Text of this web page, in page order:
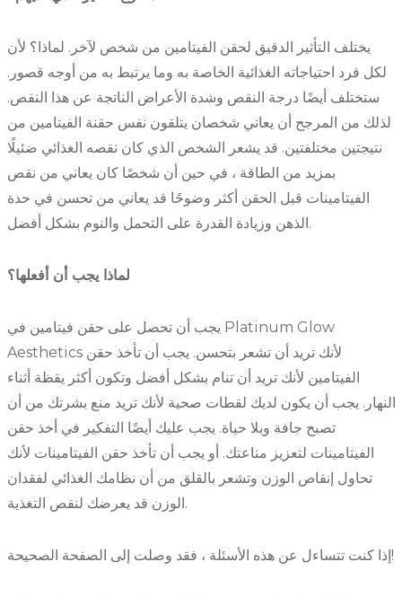
يختلف التأثير الدقيق لحقن الفيتامين من شخص لآخر. لماذا؟ لأن
لكل فرد احتياجاته الغذائية الخاصة به وما يرتبط به من أوجه قصور.
ستختلف أيضًا درجة النقص وشدة الأعراض الناتجة عن هذا النقص.
لذلك من المرجح أن يعاني شخصان يتلقون نفس حقنة الفيتامين من
نتيجتين مختلفتين. قد يشعر الشخص الذي كان نقصه الغذائي ضئيلًا
بمزيد من الطاقة ، في حين أن شخصًا كان يعاني من نقص
الفيتامينات قبل الحقن أكثر وضوحًا قد يعاني من تحسن في حدة
الذهن وزيادة القدرة على التحمل والنوم بشكل أفضل.
لماذا يجب أن أفعلها؟
يجب أن تحصل على حقن فيتامين في Platinum Glow
Aesthetics لأنك تريد أن تشعر بتحسن. يجب أن تأخذ حقن
الفيتامين لأنك تريد أن تنام بشكل أفضل وتكون أكثر يقظة أثناء
النهار. يجب أن يكون لديك لقطات صحية لأنك تريد منع بشرتك من أن
تصبح جافة وبلا حياة. يجب عليك أيضًا التفكير في أخذ حقن
الفيتامينات لتعزيز مناعتك. أو يجب أن تأخذ حقن الفيتامينات لأنك
تحاول إنقاص الوزن وتشعر بالقلق من أن نظامك الغذائي لفقدان
الوزن قد يعرضك لنقص التغذية.
إذا كنت تتساءل عن هذه الأسئلة ، فقد وصلت إلى الصفحة الصحيحة!